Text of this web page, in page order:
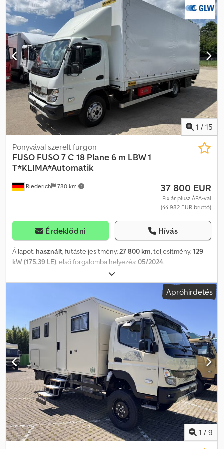
1 / 15
Riederich 780 km
Ponyvával szerelt furgon
FUSO FUSO 7 C 18 Plane 6 m LBW 1
T*KLIMA*Automatik
37 800 EUR
Fix ár plusz ÁFA-val
(44 982 EUR bruttó)
Érdeklődni Hívás
Állapot: használt, futásteljesítmény:27 800 km, teljesítmény:129
kW (175,39 LE), első forgalomba helyezés:05/2024,
, össztömeg:
hajtástípus:automata, ülések száma:3, rakodótér térfogata:37 m³,
2 500 mm,
2 460 mm, Gyártási év:
elektronikus stabilitásprogram (ESP), emelőhátfal, koromszűrő
FUSO 7 C 18 plató/ponyvás felépítmény, 6 m, 1 tonnás
rakodóplatformmal. * KLÍMA + Automata váltó * Járműazonosító
(ügyfélkérdésekhez): 4735 * Motor: Euro VI, E * Automata váltó *
Elektronikus stabilitásvezérlő rendszer (ESP) * Rakodóplatform *
ABS fékrendszer * Elektromos ablakemelő * Részecskeszűrő *
Vészfékasszisztens * Szervokormány * Bluetooth * Légzsák,
vezetőoldalon * Korlátozott csúszású differenciálzár * Kényelmi
vezetőülés, vízszintes rugózással * Automata klímaberendezés *
Tolatóradar Crodpfx Abozd Iadofsf * Fűtött visszapillanto tükör *
Vonóerejét növelő gumiabroncsok, hátul * Környezetvédelmi
matrica (zöld) * Háromszemélyes * A szervizkönyv szerint
rendszeresen karbantartva A nyomdai és írásbeli hibákért nem
Apróhirdetés
1 / 9